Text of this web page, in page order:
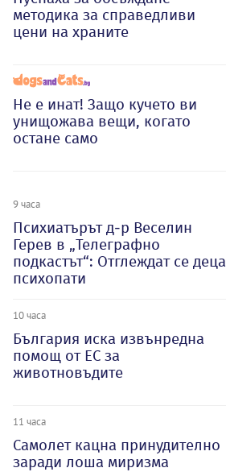
методика за справедливи
цени на храните
Не е инат! Защо кучето ви
унищожава вещи, когато
остане само
9 часа
Психиатърът д-р Веселин
Герев в „Телеграфно
подкастът“: Отглеждат се деца
психопати
10 часа
България иска извънредна
помощ от ЕС за
животновъдите
11 часа
Самолет кацна принудително
заради лоша миризма